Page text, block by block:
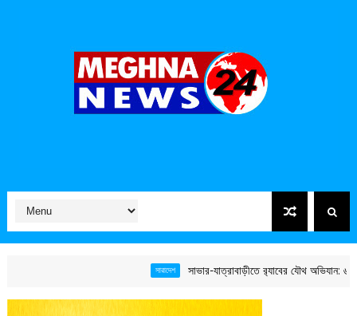
সাভার-যাত্রাবাড়ীতে র‌্যাবের যৌথ অভিযান: ৬